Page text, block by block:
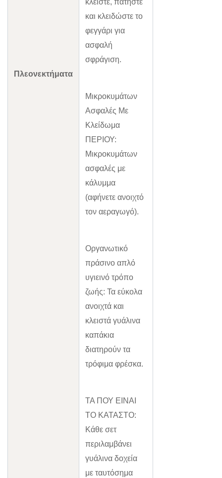
Πλεονεκτήματα
κλείστε, πατήστε
και κλειδώστε το
φεγγάρι για
ασφαλή
σφράγιση.
Μικροκυμάτων
Ασφαλές Με
Κλείδωμα
ΠΕΡΙΟΥ:
Μικροκυμάτων
ασφαλές με
κάλυμμα
(αφήνετε ανοιχτό
τον αεραγωγό).
Οργανωτικό
πράσινο απλό
υγιεινό τρόπο
ζωής: Τα εύκολα
ανοιχτά και
κλειστά γυάλινα
καπάκια
διατηρούν τα
τρόφιμα φρέσκα.
ΤΑ ΠΟΥ ΕΙΝΑΙ
ΤΟ ΚΑΤΑΣΤΟ:
Κάθε σετ
περιλαμβάνει
γυάλινα δοχεία
με ταυτόσημα